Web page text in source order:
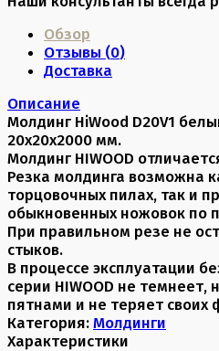
Обзор
Отзывы (0)
Доставка
Описание
Молдинг HiWood D20V1
20х20х2000 мм.
Молдинг HIWOOD
Резка молдинга возможна
торцовочных пилах, так и
обыкновенных ножовок по
При правильном резе не
стыков.
В процессе эксплуатации
серии HIWOOD не
пятнами и не теряет своих
Категория: Молдинги
Характеристики